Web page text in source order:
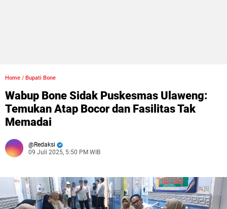
Home / Bupati Bone
Wabup Bone Sidak Puskesmas Ulaweng:
Temukan Atap Bocor dan Fasilitas Tak
Memadai
Redaksi
09 Juli 2025, 5:50 PM WIB